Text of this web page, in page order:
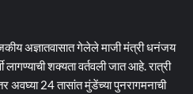
अज्ञातवासात गेलेले माजी मंत्री धनंजय
लागण्याची शक्यता वर्तवली जात आहे. रात्री
अवघ्या 24 तासांत मुंडेंच्या पुनरागमनाची